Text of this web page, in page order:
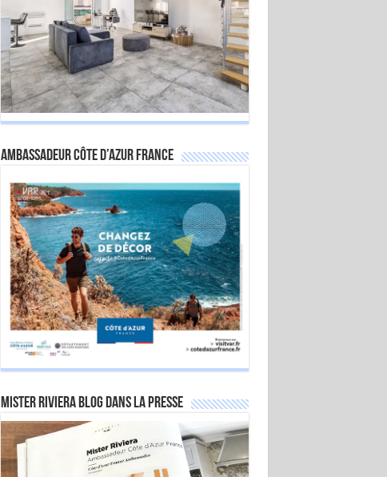
Ambassadeur Côte d’Azur France
Mister Riviera Blog dans la Presse